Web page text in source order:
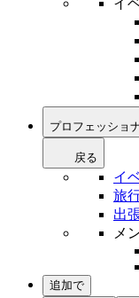
プロフェッショ
戻る
イ
旅
出
メ
追加で